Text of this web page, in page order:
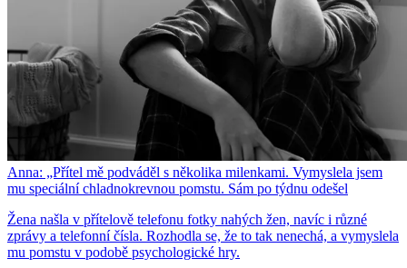
Anna: „Přítel mě podváděl s několika milenkami. Vymyslela jsem
mu speciální chladnokrevnou pomstu. Sám po týdnu odešel
Žena našla v přítelově telefonu fotky nahých žen, navíc i různé
zprávy a telefonní čísla. Rozhodla se, že to tak nenechá, a vymyslela
mu pomstu v podobě psychologické hry.